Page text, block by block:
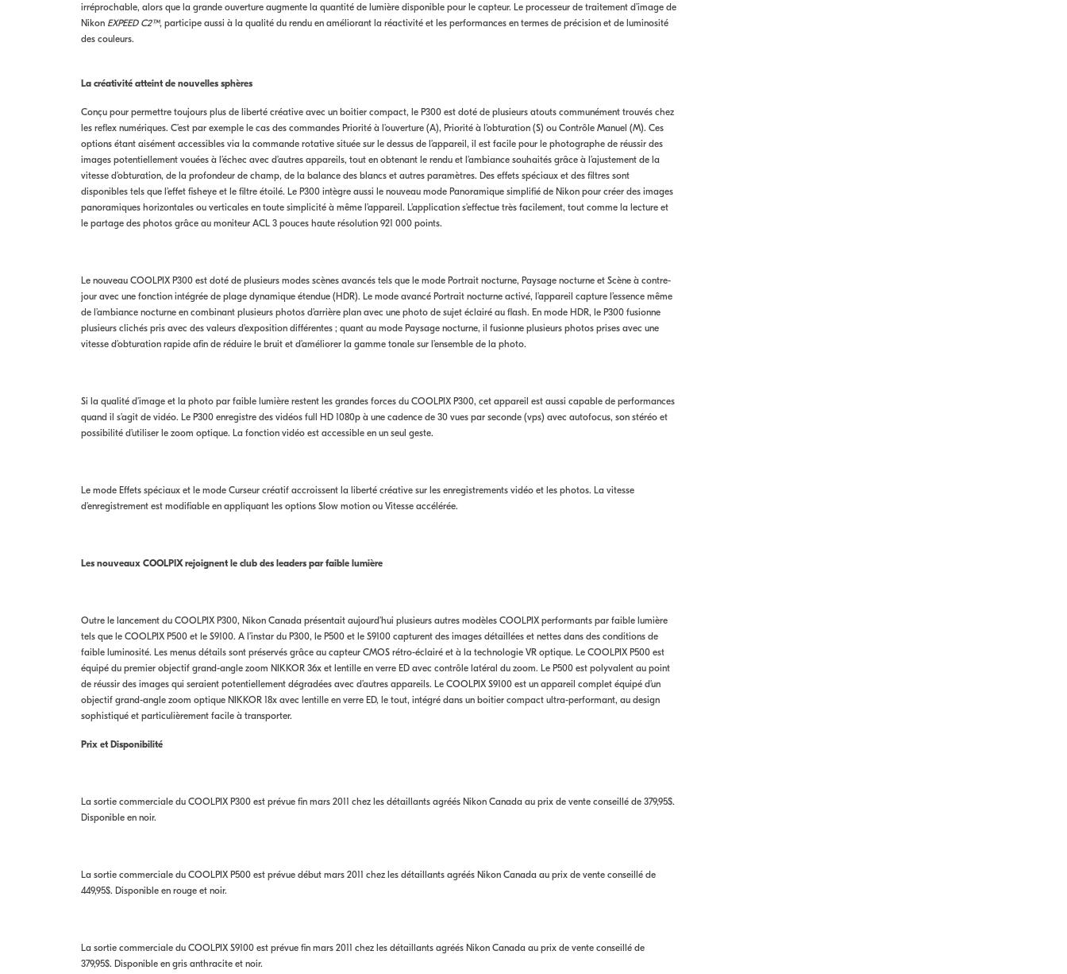
irréprochable, alors que la grande ouverture augmente la quantité de lumière disponible pour le capteur. Le processeur de traitement d’image de
Nikon EXPEED C2™, participe aussi à la qualité du rendu en améliorant la réactivité et les performances en termes de précision et de luminosité
des couleurs.
La créativité atteint de nouvelles sphères
Conçu pour permettre toujours plus de liberté créative avec un boitier compact, le P300 est doté de plusieurs atouts communément trouvés chez
les reflex numériques. C’est par exemple le cas des commandes Priorité à l’ouverture (A), Priorité à l’obturation (S) ou Contrôle Manuel (M). Ces
options étant aisément accessibles via la commande rotative située sur le dessus de l’appareil, il est facile pour le photographe de réussir des
images potentiellement vouées à l’échec avec d’autres appareils, tout en obtenant le rendu et l’ambiance souhaités grâce à l’ajustement de la
vitesse d’obturation, de la profondeur de champ, de la balance des blancs et autres paramètres. Des effets spéciaux et des filtres sont
disponibles tels que l’effet fisheye et le filtre étoilé. Le P300 intègre aussi le nouveau mode Panoramique simplifié de Nikon pour créer des images
panoramiques horizontales ou verticales en toute simplicité à même l’appareil. L’application s’effectue très facilement, tout comme la lecture et
le partage des photos grâce au moniteur ACL 3 pouces haute résolution 921 000 points.
Le nouveau COOLPIX P300 est doté de plusieurs modes scènes avancés tels que le mode Portrait nocturne, Paysage nocturne et Scène à contre-
jour avec une fonction intégrée de plage dynamique étendue (HDR). Le mode avancé Portrait nocturne activé, l’appareil capture l’essence même
de l’ambiance nocturne en combinant plusieurs photos d’arrière plan avec une photo de sujet éclairé au flash. En mode HDR, le P300 fusionne
plusieurs clichés pris avec des valeurs d’exposition différentes ; quant au mode Paysage nocturne, il fusionne plusieurs photos prises avec une
vitesse d’obturation rapide afin de réduire le bruit et d’améliorer la gamme tonale sur l’ensemble de la photo.
Si la qualité d’image et la photo par faible lumière restent les grandes forces du COOLPIX P300, cet appareil est aussi capable de performances
quand il s’agit de vidéo. Le P300 enregistre des vidéos full HD 1080p à une cadence de 30 vues par seconde (vps) avec autofocus, son stéréo et
possibilité d’utiliser le zoom optique. La fonction vidéo est accessible en un seul geste.
Le mode Effets spéciaux et le mode Curseur créatif accroissent la liberté créative sur les enregistrements vidéo et les photos. La vitesse
d’enregistrement est modifiable en appliquant les options Slow motion ou Vitesse accélérée.
Les nouveaux COOLPIX rejoignent le club des leaders par faible lumière
Outre le lancement du COOLPIX P300, Nikon Canada présentait aujourd’hui plusieurs autres modèles COOLPIX performants par faible lumière
tels que le COOLPIX P500 et le S9100. A l’instar du P300, le P500 et le S9100 capturent des images détaillées et nettes dans des conditions de
faible luminosité. Les menus détails sont préservés grâce au capteur CMOS rétro-éclairé et à la technologie VR optique. Le COOLPIX P500 est
équipé du premier objectif grand-angle zoom NIKKOR 36x et lentille en verre ED avec contrôle latéral du zoom. Le P500 est polyvalent au point
de réussir des images qui seraient potentiellement dégradées avec d’autres appareils. Le COOLPIX S9100 est un appareil complet équipé d’un
objectif grand-angle zoom optique NIKKOR 18x avec lentille en verre ED, le tout, intégré dans un boitier compact ultra-performant, au design
sophistiqué et particulièrement facile à transporter.
Prix et Disponibilité
La sortie commerciale du COOLPIX P300 est prévue fin mars 2011 chez les détaillants agréés Nikon Canada au prix de vente conseillé de 379,95$.
Disponible en noir.
La sortie commerciale du COOLPIX P500 est prévue début mars 2011 chez les détaillants agréés Nikon Canada au prix de vente conseillé de
449,95$. Disponible en rouge et noir.
La sortie commerciale du COOLPIX S9100 est prévue fin mars 2011 chez les détaillants agréés Nikon Canada au prix de vente conseillé de
379,95$. Disponible en gris anthracite et noir.